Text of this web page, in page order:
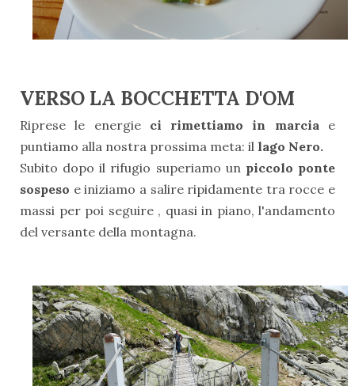
VERSO LA BOCCHETTA D'OM
Riprese le energieci rimettiamo in marcia e
puntiamo alla nostra prossima meta: il lago Nero.
Subito dopo il rifugio superiamo un piccolo ponte
sospeso e iniziamo a salire ripidamente tra rocce e
massi per poi seguire , quasi in piano, l'andamento
del versante della montagna.